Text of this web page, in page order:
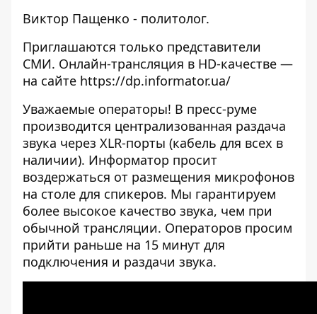
Виктор Пащенко - политолог.
Приглашаются только представители
СМИ. Онлайн-трансляция в HD-качестве —
на сайте https://dp.informator.ua/
Уважаемые операторы! В пресс-руме
производится централизованная раздача
звука через XLR-порты (кабель для всех в
наличии). Информатор просит
воздержаться от размещения микрофонов
на столе для спикеров. Мы гарантируем
более высокое качество звука, чем при
обычной трансляции. Операторов просим
прийти раньше на 15 минут для
подключения и раздачи звука.